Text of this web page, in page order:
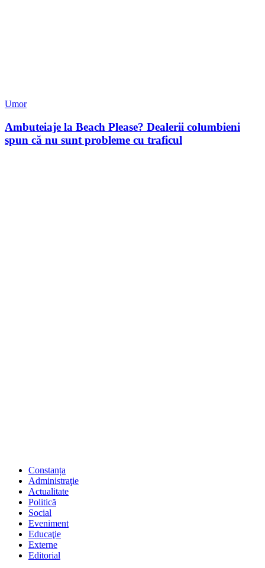
Umor
Ambuteiaje la Beach Please? Dealerii columbieni
spun că nu sunt probleme cu traficul
Constanța
Administraţie
Actualitate
Politică
Social
Eveniment
Educaţie
Externe
Editorial